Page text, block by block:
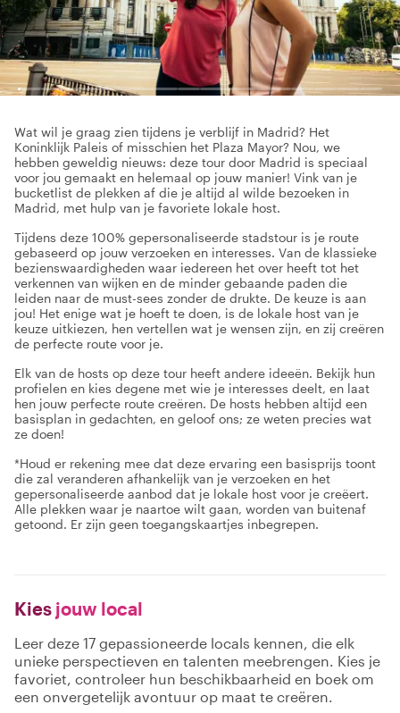
Wat wil je graag zien tijdens je verblijf in Madrid? Het
Koninklijk Paleis of misschien het Plaza Mayor? Nou, we
hebben geweldig nieuws: deze tour door Madrid is speciaal
voor jou gemaakt en helemaal op jouw manier! Vink van je
bucketlist de plekken af die je altijd al wilde bezoeken in
Madrid, met hulp van je favoriete lokale host.
Tijdens deze 100% gepersonaliseerde stadstour is je route
gebaseerd op jouw verzoeken en interesses. Van de klassieke
bezienswaardigheden waar iedereen het over heeft tot het
verkennen van wijken en de minder gebaande paden die
leiden naar de must-sees zonder de drukte. De keuze is aan
jou! Het enige wat je hoeft te doen, is de lokale host van je
keuze uitkiezen, hen vertellen wat je wensen zijn, en zij creëren
de perfecte route voor je.
Elk van de hosts op deze tour heeft andere ideeën. Bekijk hun
profielen en kies degene met wie je interesses deelt, en laat
hen jouw perfecte route creëren. De hosts hebben altijd een
basisplan in gedachten, en geloof ons; ze weten precies wat
ze doen!
*Houd er rekening mee dat deze ervaring een basisprijs toont
die zal veranderen afhankelijk van je verzoeken en het
gepersonaliseerde aanbod dat je lokale host voor je creëert.
Alle plekken waar je naartoe wilt gaan, worden van buitenaf
getoond. Er zijn geen toegangskaartjes inbegrepen.
Kies jouw local
Leer deze 17 gepassioneerde locals kennen, die elk
unieke perspectieven en talenten meebrengen. Kies je
favoriet, controleer hun beschikbaarheid en boek om
een onvergetelijk avontuur op maat te creëren.